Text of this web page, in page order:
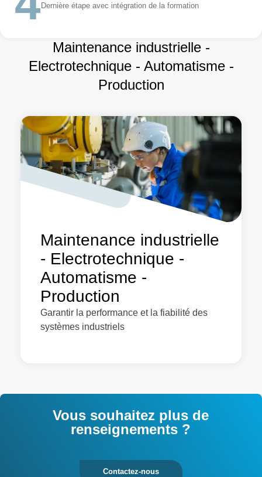
Dernière étape avec intégration de la formation
Maintenance industrielle -
Electrotechnique - Automatisme -
Production
Maintenance industrielle
- Electrotechnique -
Automatisme -
Production
Garantir la performance et la fiabilité des
systèmes industriels
Vous souhaitez plus de
renseignements ?
Contactez-nous